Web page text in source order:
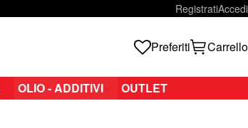
RegistratiAccedi
Preferiti Carrello
OLIO - ADDITIVI OUTLET